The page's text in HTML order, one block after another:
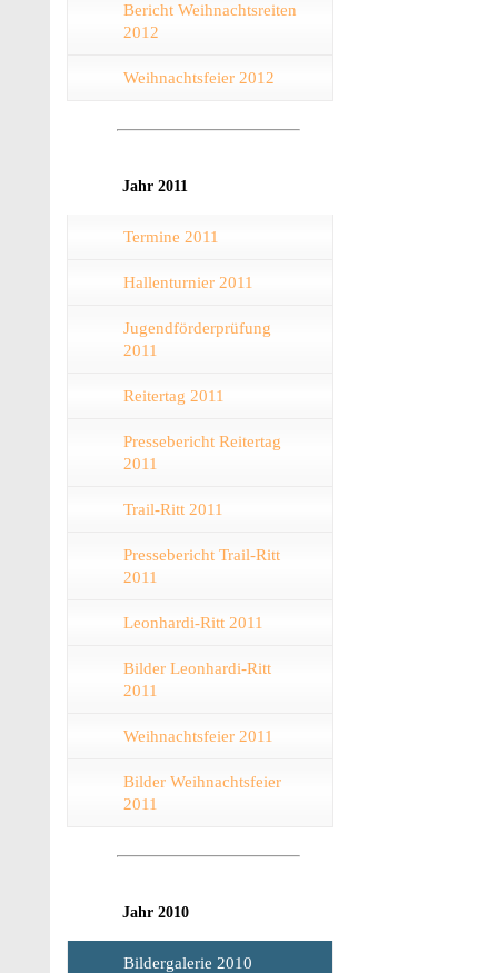
Bericht Weihnachtsreiten
2012
Weihnachtsfeier 2012
Jahr 2011
Termine 2011
Hallenturnier 2011
Jugendförderprüfung
2011
Reitertag 2011
Pressebericht Reitertag
2011
Trail-Ritt 2011
Pressebericht Trail-Ritt
2011
Leonhardi-Ritt 2011
Bilder Leonhardi-Ritt
2011
Weihnachtsfeier 2011
Bilder Weihnachtsfeier
2011
Jahr 2010
Bildergalerie 2010